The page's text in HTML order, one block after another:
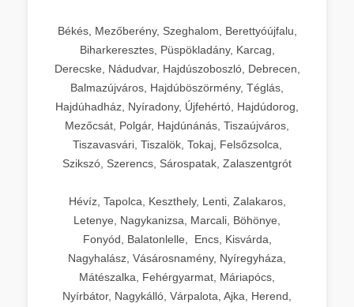
Békés, Mezőberény, Szeghalom, Berettyóújfalu,
Biharkeresztes, Püspökladány, Karcag,
Derecske, Nádudvar, Hajdúszoboszló, Debrecen,
Balmazújváros, Hajdúböszörmény, Téglás,
Hajdúhadház, Nyíradony, Újfehértó, Hajdúdorog,
Mezőcsát, Polgár, Hajdúnánás, Tiszaújváros,
Tiszavasvári, Tiszalök, Tokaj, Felsőzsolca,
Szikszó, Szerencs, Sárospatak, Zalaszentgrót
Hévíz, Tapolca, Keszthely, Lenti, Zalakaros,
Letenye, Nagykanizsa, Marcali, Böhönye,
Fonyód, Balatonlelle, Encs, Kisvárda,
Nagyhalász, Vásárosnamény, Nyíregyháza,
Mátészalka, Fehérgyarmat, Máriapócs,
Nyírbátor, Nagykálló, Várpalota, Ajka, Herend,